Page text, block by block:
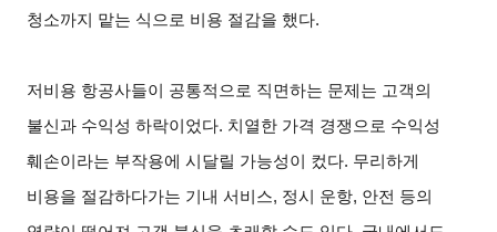
청소까지 맡는 식으로 비용 절감을 했다.
저비용 항공사들이 공통적으로 직면하는 문제는 고객의
불신과 수익성 하락이었다. 치열한 가격 경쟁으로 수익성
훼손이라는 부작용에 시달릴 가능성이 컸다. 무리하게
비용을 절감하다가는 기내 서비스, 정시 운항, 안전 등의